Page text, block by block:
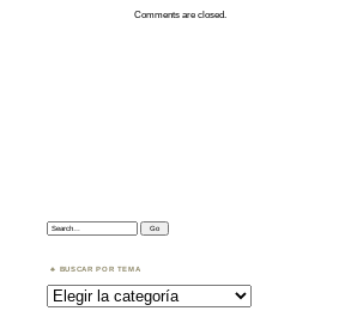
Comments are closed.
Search:
BUSCAR POR TEMA
Buscar
por
Tema